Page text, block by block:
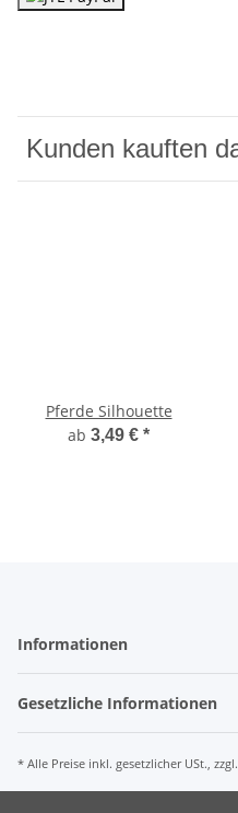
Kunden kauften
Pferde Silhouette
ab 3,49 € *
Informationen
Gesetzliche Informationen
* Alle Preise inkl. gesetzlicher USt., zzgl.